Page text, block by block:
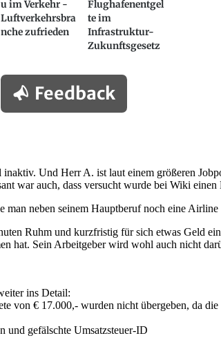
u im Verkehr -
Luftverkehrsbra
nche zufrieden
Flughafenentgel
te im
Infrastruktur-
Zukunftsgesetz
Feedback